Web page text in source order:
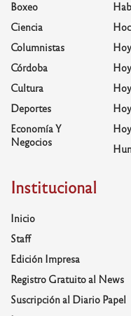
Boxeo
Ciencia
Columnistas
Córdoba
Cultura
Deportes
Economía Y
Negocios
Institucional
Inicio
Staff
Edición Impresa
Registro Gratuito al News
Suscripción al Diario Papel